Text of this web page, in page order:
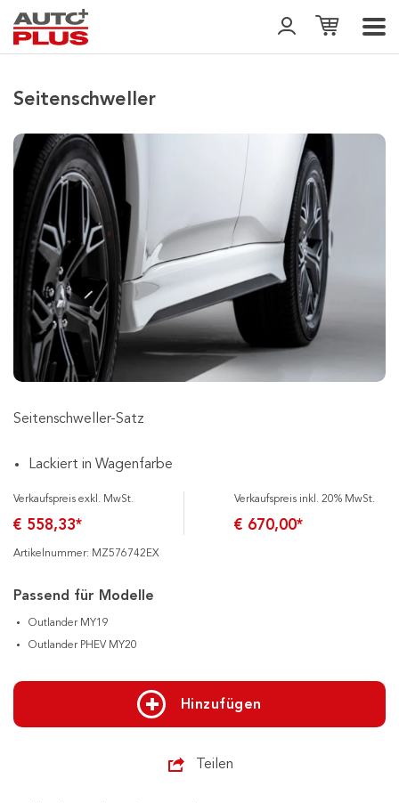
Seitenschweller
Seitenschweller-Satz
Lackiert in Wagenfarbe
Verkaufspreis exkl. MwSt.
€ 558,33*
Verkaufspreis inkl. 20% MwSt.
€ 670,00*
Artikelnummer: MZ576742EX
Passend für Modelle
Outlander MY19
Outlander PHEV MY20
Hinzufügen
Teilen